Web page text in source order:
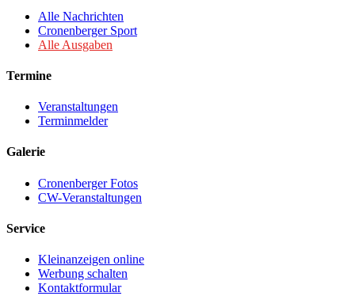
Alle Nachrichten
Cronenberger Sport
Alle Ausgaben
Termine
Veranstaltungen
Terminmelder
Galerie
Cronenberger Fotos
CW-Veranstaltungen
Service
Kleinanzeigen online
Werbung schalten
Kontaktformular